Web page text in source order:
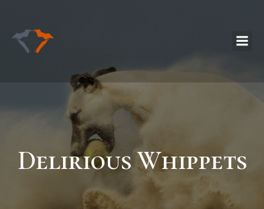
Delirious Whippets